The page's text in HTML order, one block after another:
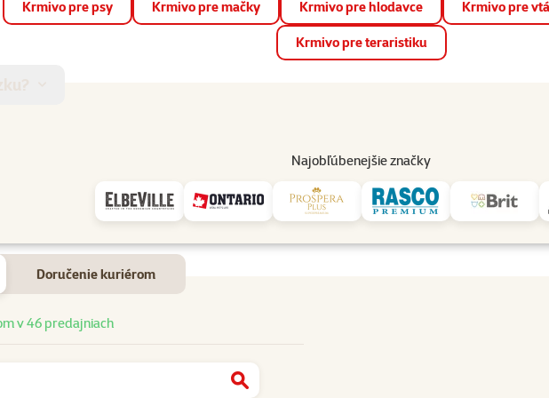
📱 Stiahnite si novú aplikáciu Super zoo.Viac informácií
Krmivo pre psy Krmivo pre mačky Krmivo pre hlodavce Krmivo pre
Krmivo pre teraristiku
Najobľúbenejšie značky
Predajne Služby
Dostupnosť a doručenie
ml
Doručenie kuriérom
v 46 predajniach
Najít